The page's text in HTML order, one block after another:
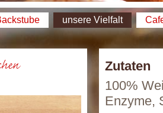
unsere Vielfalt
Zutaten
100%
Enzyme,